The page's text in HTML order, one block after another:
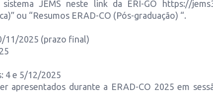
JEMS neste link da ERI-GO https://
ou “Resumos ERAD-CO (Pós-graduação) “.
11/2025 (prazo final)
4 e 5/12/2025
apresentados durante a ERAD-CO 2025 em